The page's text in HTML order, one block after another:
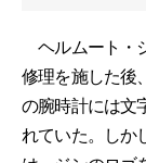
ヘルムート・
修理を施した後
の腕時計には文
れていた。しか